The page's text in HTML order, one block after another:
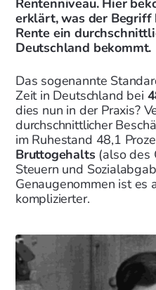
erklärt, was der Begriff
Rente ein
Deutschland bekommt.
Das sogenannte
Zeit in Deutschland bei
dies nun in der Praxis?
durchschnittlicher
im Ruhestand 48,1
Bruttogehalts(also des
Steuern und
Genaugenommen ist es
komplizierter.